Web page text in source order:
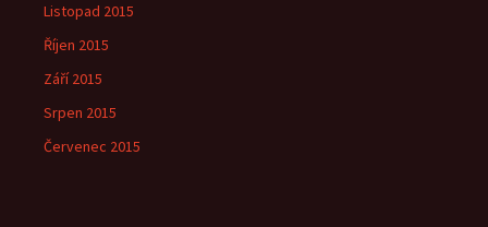
Listopad 2015
Říjen 2015
Září 2015
Srpen 2015
Červenec 2015